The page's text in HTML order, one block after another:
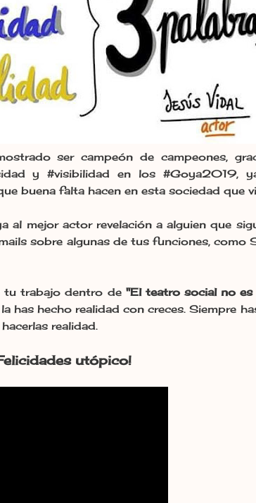
ser campeón de campeones,
y #visibilidad en los #Goya2019,
buena falta hacen en esta sociedad que
al mejor actor revelación a alguien que
sobre algunas de tus funciones, como
tu trabajo dentro de "El teatro social no
has hecho realidad con creces. Siempre
realidad.
utópico!